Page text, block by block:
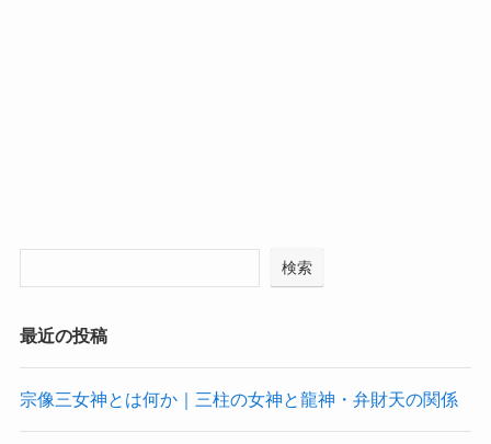
検索
最近の投稿
宗像三女神とは何か｜三柱の女神と龍神・弁財天の関係